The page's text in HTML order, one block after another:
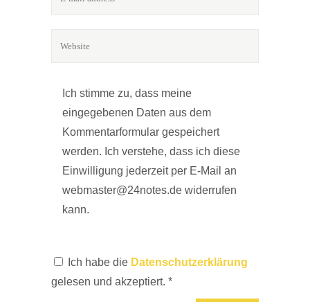
Ich stimme zu, dass meine
eingegebenen Daten aus dem
Kommentarformular gespeichert
werden. Ich verstehe, dass ich diese
Einwilligung jederzeit per E-Mail an
webmaster@24notes.de widerrufen
kann.
Ich habe die Datenschutzerklärung
gelesen und akzeptiert. *